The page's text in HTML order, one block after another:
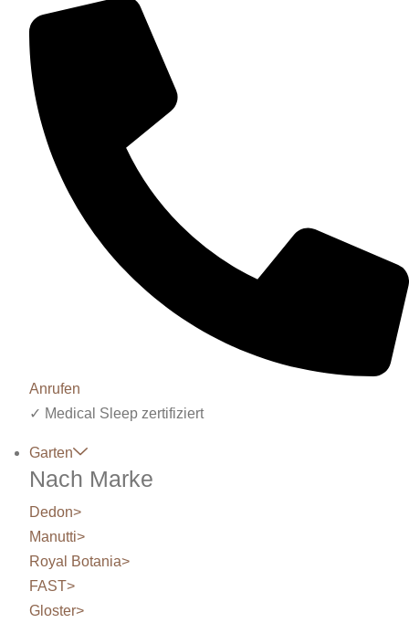
Anrufen
✓ Medical Sleep zertifiziert
Garten
Nach Marke
Dedon>
Manutti>
Royal Botania>
FAST>
Gloster>